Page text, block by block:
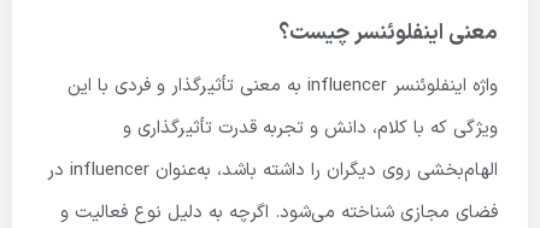
معنی اینفلوئنسر چیست؟
واژه اینفلوئنسر influencer به معنی تأثیرگذار و فردی با این
ویژگی که با کلام، دانش و تجربه قدرت تأثیرگذاری و
الهام‌بخشی روی دیگران را داشته باشد، به‌عنوان influencer در
فضای مجازی شناخته می‌شود. اگرچه به دلیل نوع فعالیت و